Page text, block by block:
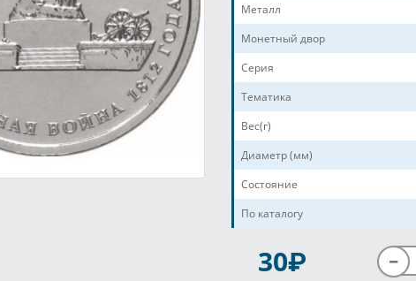
Металл
Монетный двор
Серия
Тематика
Вес(г)
Диаметр (мм)
Состояние
По каталогу
30P